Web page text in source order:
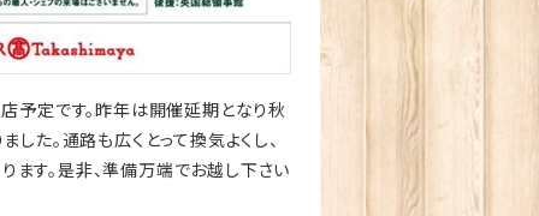
予定です。昨年は開催延期となり秋
た。通路も広くとって換気よくし、
す。是非、準備万端でお越し下さい